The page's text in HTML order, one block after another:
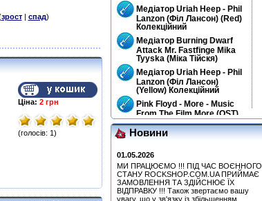
зрост| спад)
Ціна: 2 грн
(голосів: 1)
Медіатор Uriah Heep - Phil
Lanzon (Філ Лансон) (Red)
Колекційний
Медіатор Burning Dwarf
Attack Mr. Fastfinge Mika
Tyyska (Міка Тійскя)
Медіатор Uriah Heep - Phil
Lanzon (Філ Лансон)
(Yellow) Колекційний
Pink Floyd - More - Music
From The Film More (OST)
(Remastered 2011) (CD)
Медіатор Uriah Heep - Phil
(Green) Колекційний
Quatro, Suzi - Freedom
(CD)
Медіатор Uriah Heep - Phil
Новини
01.05.2026
МИ ПРАЦЮЄМО !!! ПІД ЧАС ВОЄННОГО
СТАНУ ROCKSHOP.COM.UA ПРИЙМАЄ
ЗАМОВЛЕННЯ ТА ЗДІЙСНЮЄ ЇХ
ВІДПРАВКУ !!! Також звертаємо вашу
увагу, що у зв'язку із збільшенням